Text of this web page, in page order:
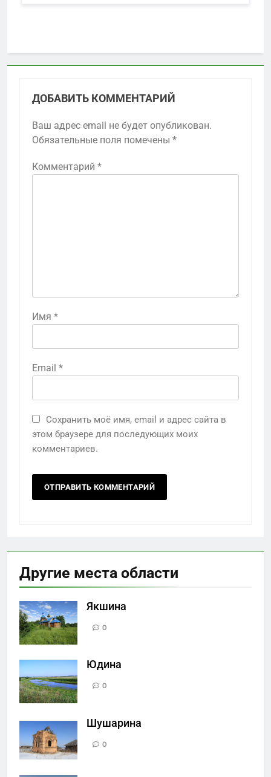
ДОБАВИТЬ КОММЕНТАРИЙ
Ваш адрес email не будет опубликован.
Обязательные поля помечены *
Комментарий *
Имя *
Email *
Сохранить моё имя, email и адрес сайта в
этом браузере для последующих моих
комментариев.
Другие места области
Якшина
0
Юдина
0
Шушарина
0